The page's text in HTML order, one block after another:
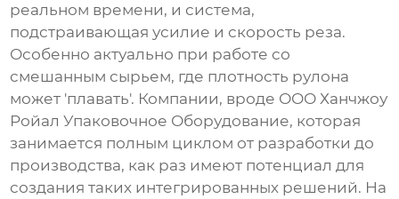
реальном времени, и система,
подстраивающая усилие и скорость реза.
Особенно актуально при работе со
смешанным сырьем, где плотность рулона
может 'плавать'. Компании, вроде ООО Ханчжоу
Ройал Упаковочное Оборудование, которая
занимается полным циклом от разработки до
производства, как раз имеют потенциал для
создания таких интегрированных решений. На